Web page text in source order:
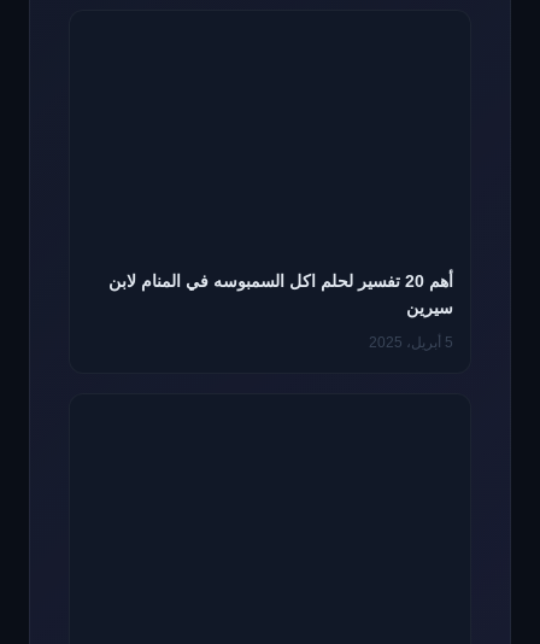
أهم 20 تفسير لحلم اكل السمبوسه في المنام لابن
سيرين
5 أبريل، 2025